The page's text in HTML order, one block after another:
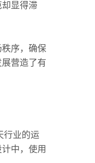
显得滞
序，确保
营造了有
行业的运
中，使用